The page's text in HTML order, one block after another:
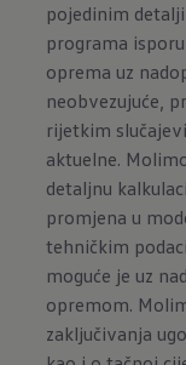
pojedinim
programa
oprema uz
neobvezujuće,
rijetkim
aktuelne.
detaljnu
promjena u
tehničkim
moguće je uz
opremom.
zaključivanja